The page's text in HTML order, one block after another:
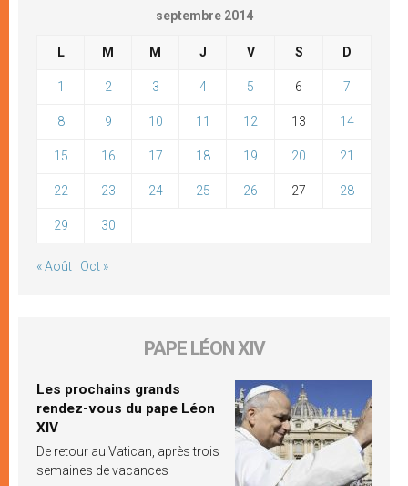
septembre 2014
L M M J V S D
1 2 3 4 5 6 7
8 9 10 11 12 13 14
15 16 17 18 19 20 21
22 23 24 25 26 27 28
29 30
« Août Oct »
PAPE LÉON XIV
Les prochains grands
rendez-vous du pape Léon
XIV
De retour au Vatican, après trois
semaines de vacances